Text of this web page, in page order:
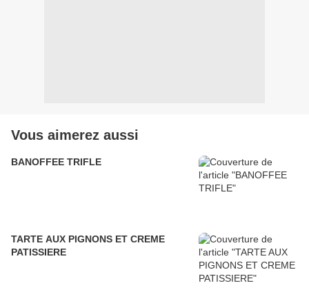
Vous aimerez aussi
BANOFFEE TRIFLE
TARTE AUX PIGNONS ET CREME
PATISSIERE